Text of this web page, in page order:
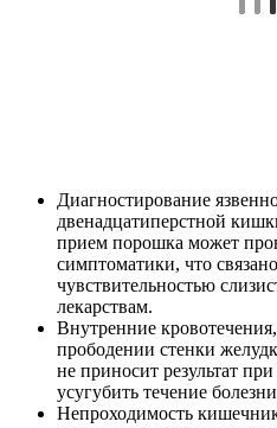
Диагностирование
двенадцатиперстной
прием порошка может
симптоматики, что
чувствительностью
лекарствам.
Внутренние
прободении стенки
не приносит результат
усугубить течение
Непроходимость